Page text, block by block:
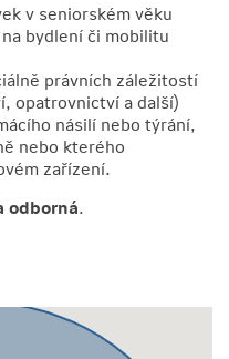
v seniorském věku
bydlení či mobilitu
právních záležitostí
opatrovnictví a další)
násilí nebo týrání,
nebo kterého
zařízení.
odborná.